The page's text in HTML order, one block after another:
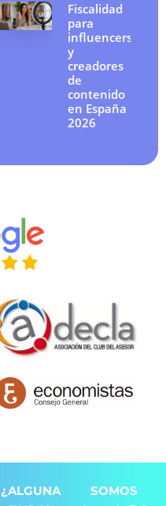
Fiscalidad
para
influencers
y
creadores
de
contenido
en España
2026
¿ALGUNA
SOMOS